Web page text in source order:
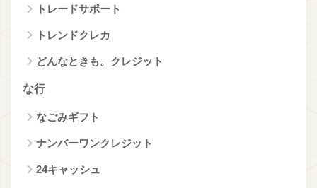
トレードサポート
トレンドクレカ
どんなときも。クレジット
な行
なごみギフト
ナンバーワンクレジット
24キャッシュ